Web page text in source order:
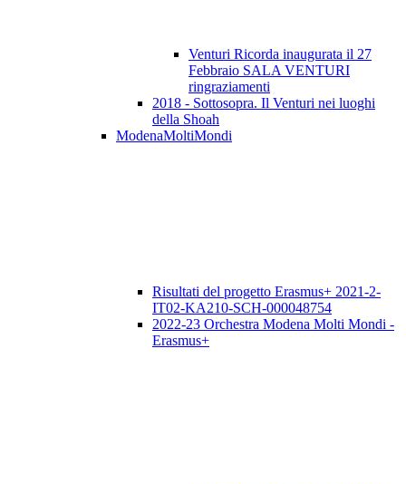
Venturi Ricorda inaugurata il 27
Febbraio SALA VENTURI
ringraziamenti
2018 - Sottosopra. Il Venturi nei luoghi
della Shoah
ModenaMoltiMondi
Risultati del progetto Erasmus+ 2021-2-
IT02-KA210-SCH-000048754
2022-23 Orchestra Modena Molti Mondi -
Erasmus+